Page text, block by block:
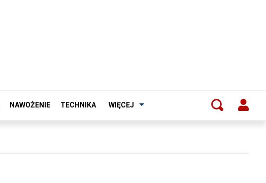
NAWOŻENIE TECHNIKA WIĘCEJ